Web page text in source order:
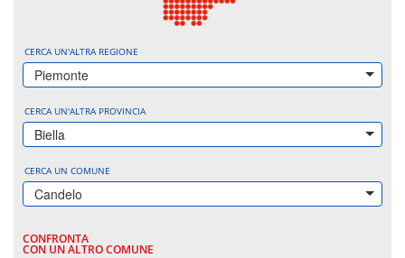
CERCA UN'ALTRA REGIONE
Piemonte
CERCA UN'ALTRA PROVINCIA
Biella
CERCA UN COMUNE
Candelo
CONFRONTA
CON UN ALTRO COMUNE